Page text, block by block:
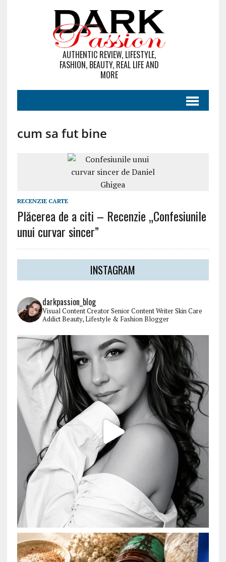
AUTHENTIC REVIEW, LIFESTYLE,
FASHION, BEAUTY, REAL LIFE AND
MORE
cum sa fut bine
RECENZIE CARTE
Plăcerea de a citi – Recenzie „Confesiunile
unui curvar sincer”
INSTAGRAM
darkpassion_blog
Visual Content CreatorSenior Content WriterSkin Care
AddictBeauty, Lifestyle & Fashion Blogger